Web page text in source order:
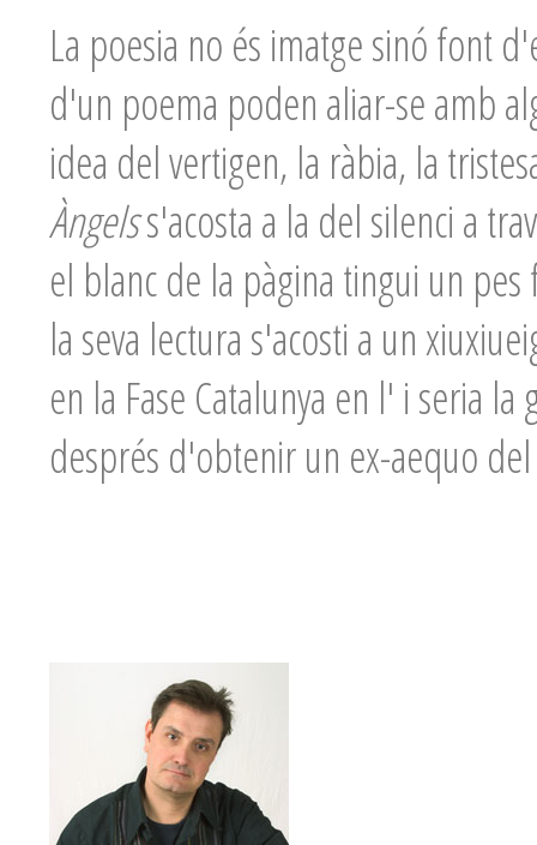
La poesia no és imatge sinó font
d'un poema poden aliar-se amb
idea del vertigen, la ràbia, la
Àngelss'acosta a la del silenci a
el blanc de la pàgina tingui un
la seva lectura s'acosti a un
en la Fase Catalunya en l' i seria la
després d'obtenir un ex-aequo